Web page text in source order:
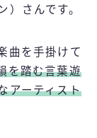
）さんです。
曲を手掛けて
を踏む言葉遊
アーティスト